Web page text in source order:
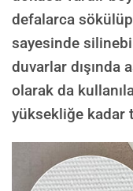
defalarca
sayesinde
duvarlar dışında
olarak da
yüksekliğe kadar